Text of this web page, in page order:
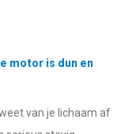
motor is dun en
van je lichaam af